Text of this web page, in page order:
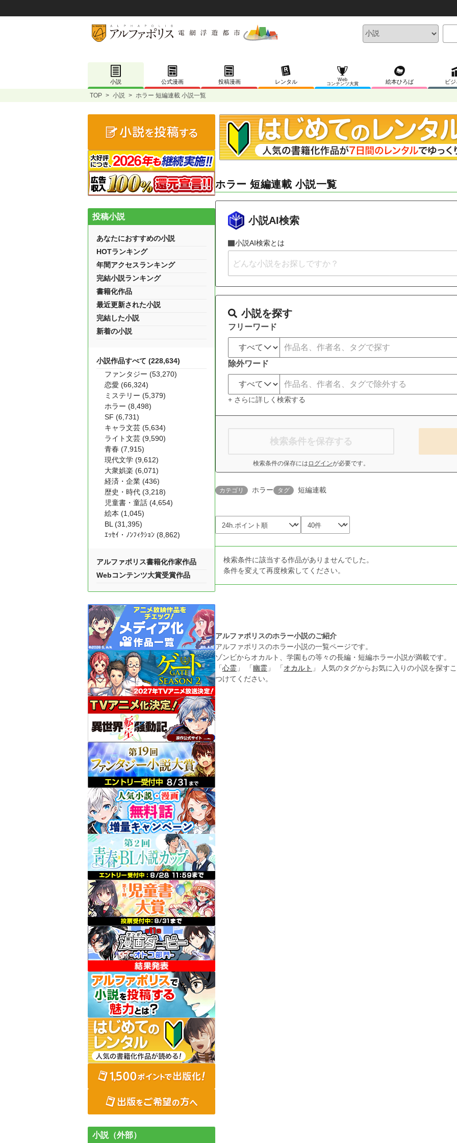
小説 公式漫画 投稿漫画 レンタル
Web
コンテンツ大賞
絵本ひろば ビ
TOP > 小説 > ホラー 短編連載 小説一覧
ホラー 短編連載 小説一覧
小説AI検索
小説AI検索とは
小説を探す
フリーワード
除外ワード
+ さらに詳しく検索する
検索条件を保存する
検索条件の保存には ログインが必要です。
カテゴリ ホラー タグ 短編連載
検索条件に該当する作品がありませんでした。
条件を変えて再度検索してください。
アルファポリスのホラー小説のご紹介
アルファポリスのホラー小説の一覧ページです。
ゾンビからオカルト、学園もの等々の長編・短編ホラー小説が満載です。
「 心霊 」 「 幽霊 」 「 オカルト 」 人気のタグからお気に入りの小説を探す
つけてください。
投稿小説
あなたにおすすめの小説
HOTランキング
年間アクセスランキング
完結小説ランキング
書籍化作品
最近更新された小説
完結した小説
新着の小説
小説作品すべて (228,634)
ファンタジー (53,270)
恋愛 (66,324)
ミステリー (5,379)
ホラー (8,498)
SF (6,731)
キャラ文芸 (5,634)
ライト文芸 (9,590)
青春 (7,915)
現代文学 (9,612)
大衆娯楽 (6,071)
経済・企業 (436)
歴史・時代 (3,218)
児童書・童話 (4,654)
絵本 (1,045)
BL (31,395)
ｴｯｾｲ・ﾉﾝﾌｨｸｼｮﾝ (8,862)
アルファポリス書籍化作家作品
Webコンテンツ大賞受賞作品
小説（外部）